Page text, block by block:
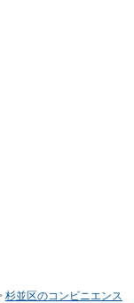
杉並区のコンビニエンス